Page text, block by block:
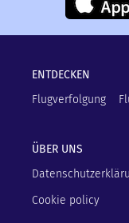
ENTDECKEN
Flugverfolgung
ÜBER UNS
Cookie policy